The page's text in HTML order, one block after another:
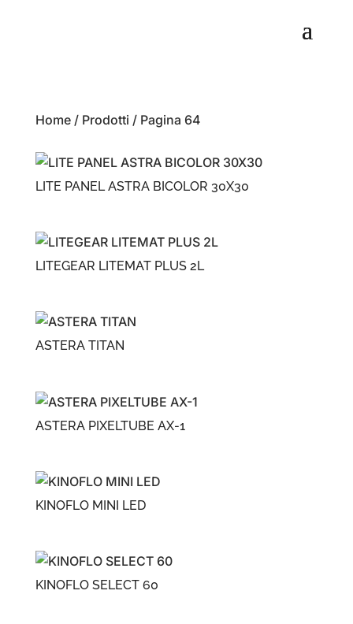
Home/ Prodotti / Pagina 64
LITE PANEL ASTRA BICOLOR 30X30
LITEGEAR LITEMAT PLUS 2L
ASTERA TITAN
ASTERA PIXELTUBE AX-1
KINOFLO MINI LED
KINOFLO SELECT 60